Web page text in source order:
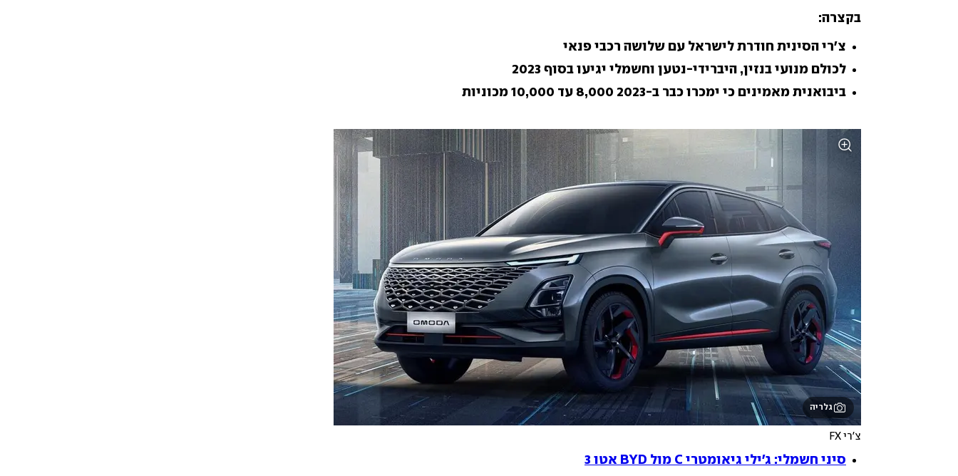
בקצרה:
צ'רי הסינית חודרת לישראל עם שלושה רכבי פנאי
לכולם מנועי בנזין, היברידי-נטען וחשמלי יגיעו בסוף 2023
ביבואנית מאמינים כי ימכרו כבר ב-2023 8,000 עד 10,000 מכוניות
גלריה
צ'רי FX
סיני חשמלי: ג'ילי גיאומטרי C מול BYD אטו 3